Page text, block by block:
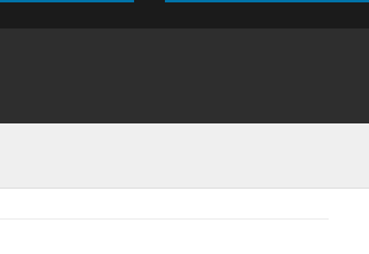
ーメーション